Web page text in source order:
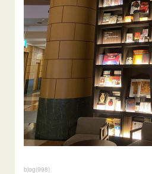
blog(998)